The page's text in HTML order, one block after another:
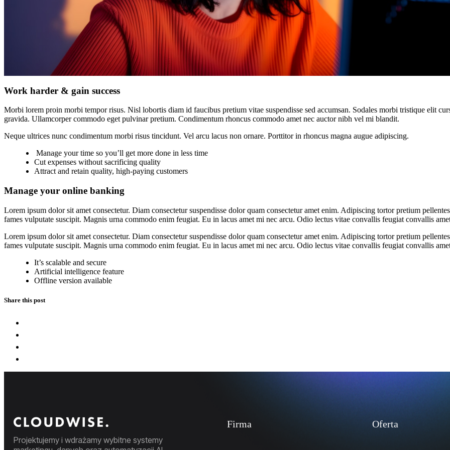
Work harder & gain success
Morbi lorem proin morbi tempor risus. Nisl lobortis diam id faucibus pretium vitae suspendisse sed accumsan. Sodales morbi tristique elit
gravida. Ullamcorper commodo eget pulvinar pretium. Condimentum rhoncus commodo amet nec auctor nibh vel mi blandit.
Neque ultrices nunc condimentum morbi risus tincidunt. Vel arcu lacus non ornare. Porttitor in rhoncus magna augue adipiscing.
Manage your time so you’ll get more done in less time
Cut expenses without sacrificing quality
Attract and retain quality, high-paying customers
Manage your online banking
Lorem ipsum dolor sit amet consectetur. Diam consectetur suspendisse dolor quam consectetur amet enim. Adipiscing tortor pretium
fames vulputate suscipit. Magnis urna commodo enim feugiat. Eu in lacus amet mi nec arcu. Odio lectus vitae convallis feugiat convallis
Lorem ipsum dolor sit amet consectetur. Diam consectetur suspendisse dolor quam consectetur amet enim. Adipiscing tortor pretium
fames vulputate suscipit. Magnis urna commodo enim feugiat. Eu in lacus amet mi nec arcu. Odio lectus vitae convallis feugiat convallis
It’s scalable and secure
Artificial intelligence feature
Offline version available
Share this post
Projektujemy i wdrażamy wybitne systemy
Firma Oferta